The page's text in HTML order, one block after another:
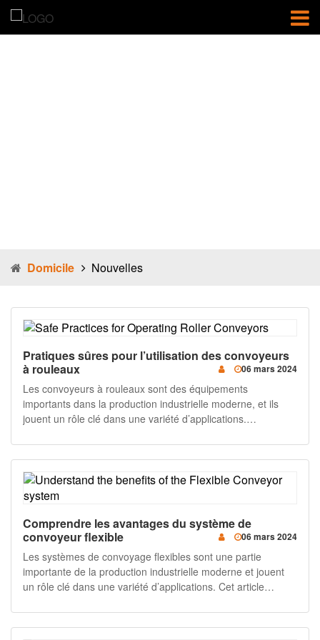
Domicile Nouvelles
Pratiques sûres pour l’utilisation des convoyeurs
à rouleaux
06 mars 2024
Les convoyeurs à rouleaux sont des équipements
importants dans la production industrielle moderne, et ils
jouent un rôle clé dans une variété d’applications.
certaines pratiques de sécurité pour assurer la sécurité des
travailleurs et le bon fonctionnement de l’équipement. Cet
article explorera certaines pratiques de sécurité clés pour
l’utilisation des convoyeurs à rouleaux. Pratiques de sécurité
qui utilise les convoyeurs à rouleaux doit recevoir une
formation opérationnelle appropriée. Il s’agit notamment de
comprendre le fonctionnement de l’équipement et de
l’utiliser correctement et en toute sécurité. 2. Utilisez un
équipement de protection approprié Lorsqu’ils utilisent des
équipement de protection approprié, comme des lunettes de
protection, des gants de protection et des chaussures de
Comprendre les avantages du système de
convoyeur flexible
06 mars 2024
Les systèmes de convoyage flexibles sont une partie
importante de la production industrielle moderne et jouent
un rôle clé dans une variété d’applications. Cet article
convoyage flexibles et pourquoi ils sont si importants dans
l’environnement de fabrication d’aujourd’hui. Qu’est-ce qu’un